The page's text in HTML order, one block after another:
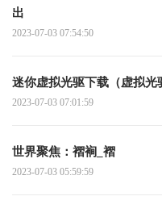
出
2023-07-03 07:54:50
迷你虚拟光驱下载（虚拟光
2023-07-03 07:01:59
世界聚焦：褶裥_褶
2023-07-03 05:59:59